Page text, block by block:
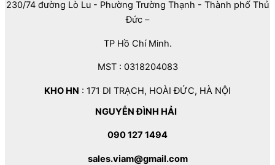
230/74 đường Lò Lu - Phường Trường Thạnh - Thành phố Thủ
Đức –
TP Hồ Chí Minh.
MST : 0318204083
KHO HN : 171 DI TRẠCH, HOÀI ĐỨC, HÀ NỘI
NGUYỄN ĐÌNH HẢI
090 127 1494
sales.viam@gmail.com